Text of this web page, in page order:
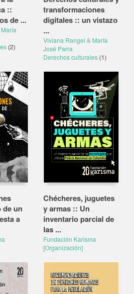
::
de ...
María
(2)
transformaciones
digitales :: un vistazo
...
Viviana Rangel & María
José Parra
Derechos culturales (1)
de un
a
Chécheres, juguetes
y armas :: Un
inventario parcial de
las ...
Fundación Karisma
[Organización]